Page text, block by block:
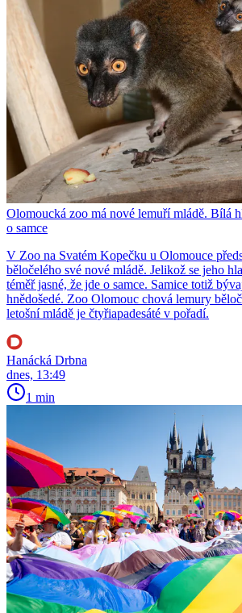
Olomoucká zoo má nové lemuří mládě. Bílá
o samce
V Zoo na Svatém Kopečku u Olomouce
běločelého své nové mládě. Jelikož se jeho
téměř jasné, že jde o samce. Samice totiž
hnědošedé. Zoo Olomouc chová lemury
letošní mládě je čtyřiapadesáté v pořadí.
Hanácká Drbna
dnes, 13:49
1 min